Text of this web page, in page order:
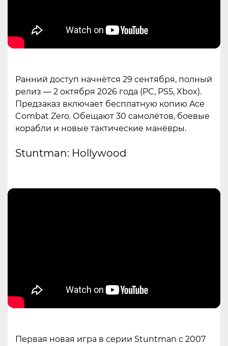
Ранний доступ начнётся 29 сентября, полный
релиз — 2 октября 2026 года (PC, PS5, Xbox).
Предзаказ включает бесплатную копию Ace
Combat Zero. Обещают 30 самолётов, боевые
корабли и новые тактические манёвры.
Stuntman: Hollywood
Первая новая игра в серии Stuntman с 2007